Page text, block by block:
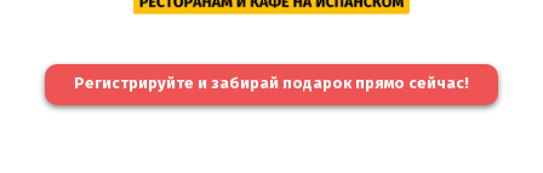
Регистрируйте и забирай подарок прямо сейчас!